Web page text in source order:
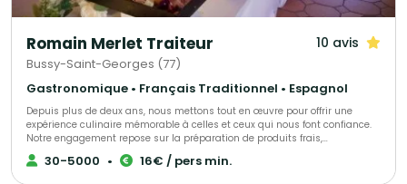
Romain Merlet Traiteur 10 avis
Bussy-Saint-Georges (77)
Gastronomique • Français Traditionnel • Espagnol
Depuis plus de deux ans, nous mettons tout en œuvre pour offrir une
expérience culinaire mémorable à celles et ceux qui nous font confiance.
Notre engagement repose sur la préparation de produits frais,
majoritairement sélectionnés auprès de producteurs locaux, afin de
garantir une qualité irréprochable. En tant que traiteur pour particuliers et
30-5000 • 16€ / pers min.